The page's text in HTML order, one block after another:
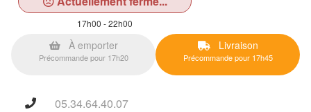
17h00 - 22h00
À emporter
Précommande pour 17h20
Livraison
Précommande pour 17h45
05.34.64.40.07